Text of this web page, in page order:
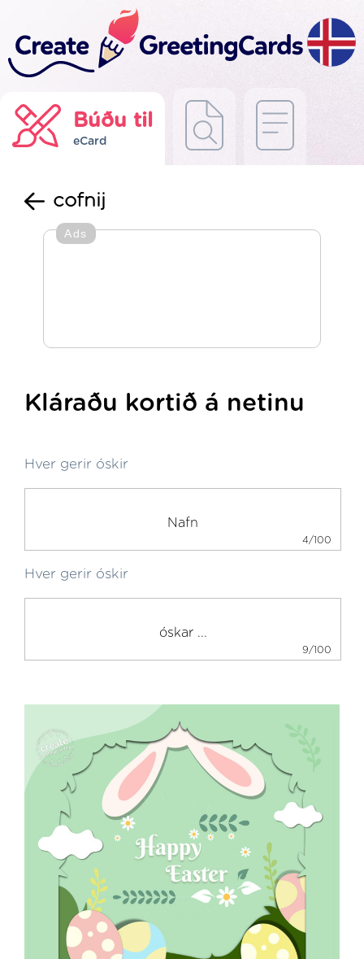
Búðu til
eCard
cofnij
Ads
Kláraðu kortið á netinu
Hver gerir óskir
4/100
Hver gerir óskir
9/100